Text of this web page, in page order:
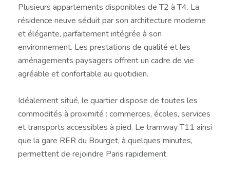
Plusieurs appartements disponibles de T2 à T4. La
résidence neuve séduit par son architecture moderne
et élégante, parfaitement intégrée à son
environnement. Les prestations de qualité et les
aménagements paysagers offrent un cadre de vie
agréable et confortable au quotidien.
Idéalement situé, le quartier dispose de toutes les
commodités à proximité : commerces, écoles, services
et transports accessibles à pied. Le tramway T11 ainsi
que la gare RER du Bourget, à quelques minutes,
permettent de rejoindre Paris rapidement.